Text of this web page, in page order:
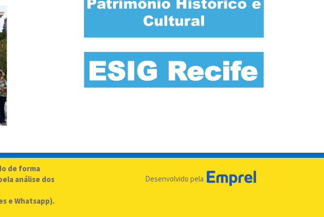
de forma
análise dos
e Whatsapp).
Desenvolvido pela